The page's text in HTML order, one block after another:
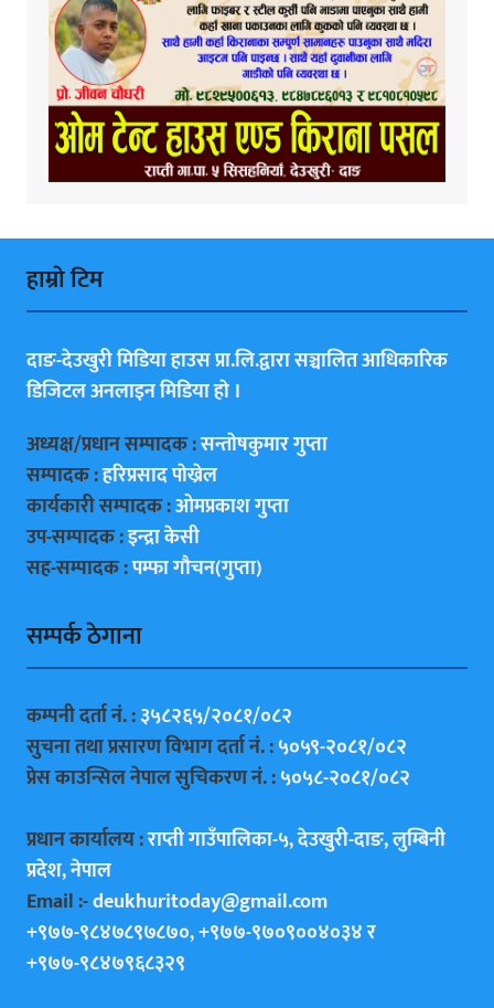
हाम्राे टिम
दाङ-देउखुरी मिडिया हाउस प्रा.लि.द्वारा सञ्चालित आधिकारिक
डिजिटल अनलाइन मिडिया हाे ।
अध्यक्ष/प्रधान सम्पादक :सन्ताेषकुमार गुप्ता
सम्पादक :हरिप्रसाद पाेख्रेल
कार्यकारी सम्पादक :ओमप्रकाश गुप्ता
उप-सम्पादक :इन्द्रा केसी
सह-सम्पादक :पम्फा गाैचन(गुप्ता)
सम्पर्क ठेगाना
कम्पनी दर्ता नं. :३५८२६५/२०८१/०८२
सुचना तथा प्रसारण विभाग दर्ता नं. :५०५९-२०८१/०८२
प्रेस काउन्सिल नेपाल सुचिकरण नं. :५०५८-२०८१/०८२
प्रधान कार्यालय :राप्ती गाउँपालिका-५, देउखुरी-दाङ, लुम्बिनी
प्रदेश, नेपाल
Email :-deukhuritoday@gmail.com
+९७७-९८४७८९७८७०, +९७७-९७०९००४०३४ र
+९७७-९८४७९६८३२९